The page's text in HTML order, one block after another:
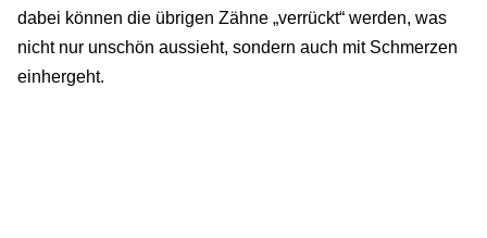
dabei können die übrigen Zähne „verrückt“ werden, was
nicht nur unschön aussieht, sondern auch mit Schmerzen
einhergeht.